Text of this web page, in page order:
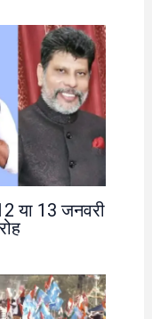
या 13 जनवरी